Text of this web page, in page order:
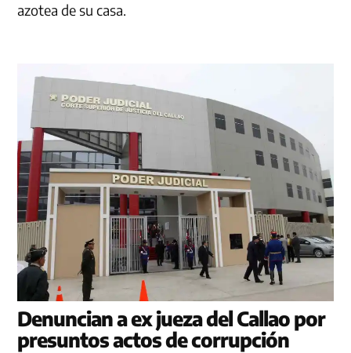
azotea de su casa.
Denuncian a ex jueza del Callao por
presuntos actos de corrupción